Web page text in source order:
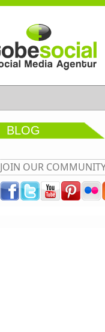
BLOG
JOIN OUR